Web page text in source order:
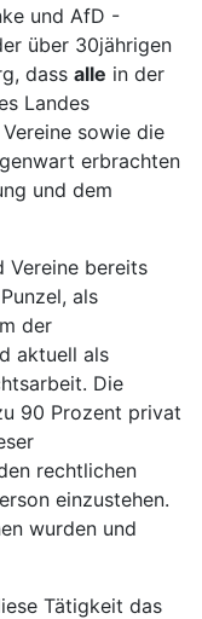
und AfD -
über 30jährigen
dass alle in der
Landes
sowie die
erbrachten
und dem
Vereine bereits
als
der
aktuell als
Die
90 Prozent privat
rechtlichen
einzustehen.
wurden und
Tätigkeit das